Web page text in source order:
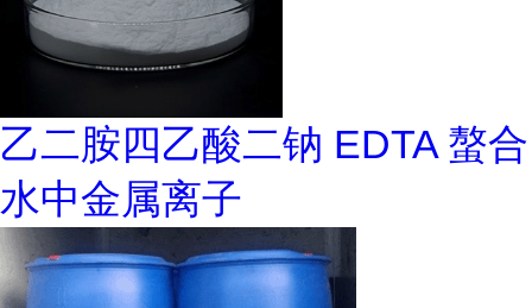
乙二胺四乙酸二钠 EDTA 螯合
水中金属离子